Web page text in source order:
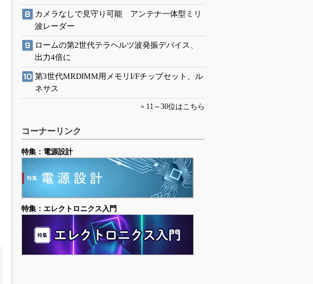
カメラなしで見守り可能 アンテナ一体型ミリ
波レーダー
ロームの第2世代テラヘルツ波発振デバイス、
出力4倍に
第3世代MRDIMM用メモリI/Fチップセット、ル
ネサス
» 11～30位はこちら
コーナーリンク
特集：電源設計
特集：エレクトロニクス入門